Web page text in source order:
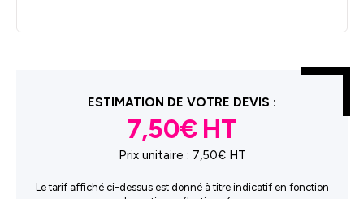
ESTIMATION DE VOTRE DEVIS :
7,50€
Prix unitaire : 7,50€ HT
Le tarif affiché ci-dessus est donné à titre indicatif en fonction